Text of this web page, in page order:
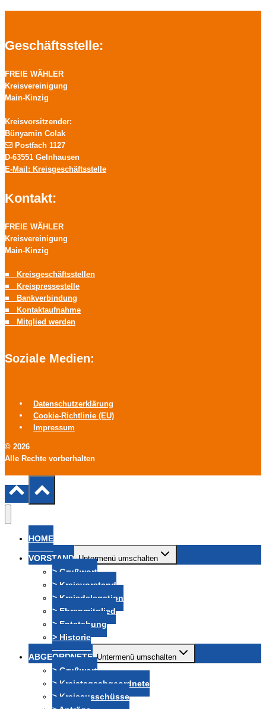
Geschäftsstelle:
FREIE WÄHLER
Kreisvereinigung
Main-Kinzig
Kreisvorsitzender:
Bünyamin Colak
Postfach 1127
D-63551 Gelnhausen
E-Mail: Kreisgeschäftsstelle
Kontakt:
FREIE WÄHLER
Kreisvereinigung
Main-Kinzig
■ Kreisgeschäftsstellen
■ Kreispressestelle
■ Bankverbindung
■ Kontaktaufnahme
■ Mitglied werden
Soziale Medien:
Datenschutzerklärung
Cookie-Richtlinie (EU)
Impressum
© 2026
Alle Rechte vorberhalten
HOME
VORSTAND Untermenü umschalten
> Grußwort
> Kreisvorstand
> Kreisdelegation
> Ehrenmitglied
> Entstehung
> Historie
ABGEORDNETE Untermenü umschalten
> Grußwort
> Kreistagsabgeordnete
> Kreisausschüsse